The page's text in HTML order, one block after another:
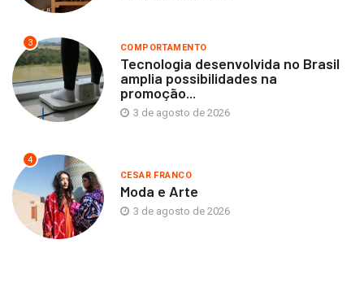
3 COMPORTAMENTO
Tecnologia desenvolvida no Brasil
amplia possibilidades na
promoção...
3 de agosto de 2026
4
CESAR FRANCO
Moda e Arte
3 de agosto de 2026